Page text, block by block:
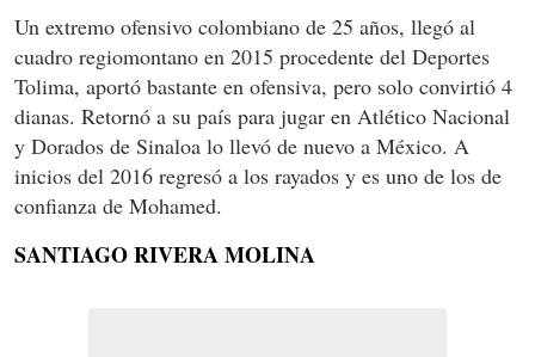
Un extremo ofensivo colombiano de 25 años, llegó al
cuadro regiomontano en 2015 procedente del Deportes
Tolima, aportó bastante en ofensiva, pero solo convirtió 4
dianas. Retornó a su país para jugar en Atlético Nacional
y Dorados de Sinaloa lo llevó de nuevo a México. A
inicios del 2016 regresó a los rayados y es uno de los de
confianza de Mohamed.
SANTIAGO RIVERA MOLINA